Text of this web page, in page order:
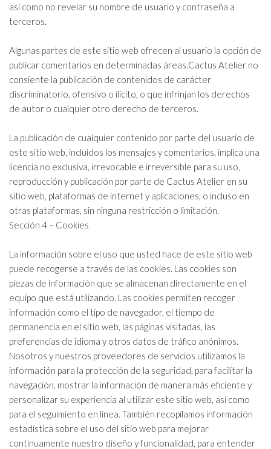
así como no revelar su nombre de usuario y contraseña a
terceros.
Algunas partes de este sitio web ofrecen al usuario la opción de
publicar comentarios en determinadas áreas.Cactus Atelier no
consiente la publicación de contenidos de carácter
discriminatorio, ofensivo o ilícito, o que infrinjan los derechos
de autor o cualquier otro derecho de terceros.
La publicación de cualquier contenido por parte del usuario de
este sitio web, incluidos los mensajes y comentarios, implica una
licencia no exclusiva, irrevocable e irreversible para su uso,
reproducción y publicación por parte de Cactus Atelier en su
sitio web, plataformas de internet y aplicaciones, o incluso en
otras plataformas, sin ninguna restricción o limitación.
Sección 4 – Cookies
La información sobre el uso que usted hace de este sitio web
puede recogerse a través de las cookies. Las cookies son
piezas de información que se almacenan directamente en el
equipo que está utilizando. Las cookies permiten recoger
información como el tipo de navegador, el tiempo de
permanencia en el sitio web, las páginas visitadas, las
preferencias de idioma y otros datos de tráfico anónimos.
Nosotros y nuestros proveedores de servicios utilizamos la
información para la protección de la seguridad, para facilitar la
navegación, mostrar la información de manera más eficiente y
personalizar su experiencia al utilizar este sitio web, así como
para el seguimiento en línea. También recopilamos información
estadística sobre el uso del sitio web para mejorar
continuamente nuestro diseño y funcionalidad, para entender